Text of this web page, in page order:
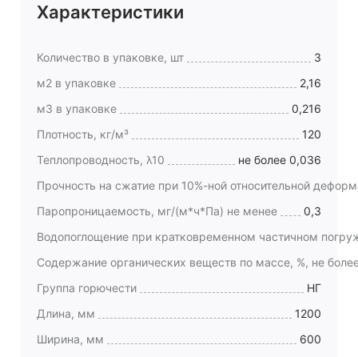
Характеристики
Количество в упаковке, шт
3
м2 в упаковке
2,16
м3 в упаковке
0,216
Плотность, кг/м³
120
Теплопроводность, λ10
не более 0,036
Прочность на сжатие при 10%-ной относительной
Паропроницаемость, мг/(м*ч*Па) не менее
0,3
Водопоглощение при кратковременном частичном
Содержание органических веществ по массе, %, не
Группа горючести
НГ
Длина, мм
1200
Ширина, мм
600